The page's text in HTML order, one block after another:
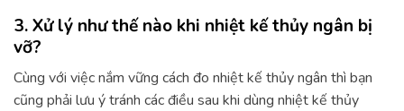
3. Xử lý như thế nào khi nhiệt kế thủy ngân bị
vỡ?
Cùng với việc nắm vững cách đo nhiệt kế thủy ngân thì bạn
cũng phải lưu ý tránh các điều sau khi dùng nhiệt kế thủy